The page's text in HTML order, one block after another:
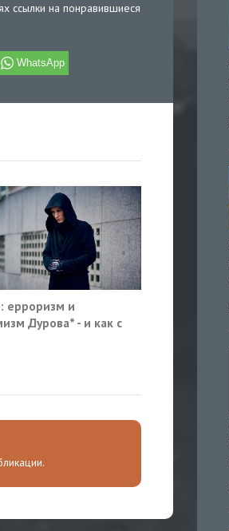
ссылки на понравившиеся
WhatsApp
ерроризм и
Дурова* - и как с